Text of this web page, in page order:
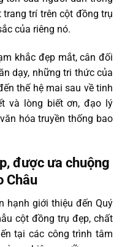
trí trên cột đồng trụ
của riêng nó.
khắc đẹp mắt, cân đối
dạy, những tri thức của
thế hệ mai sau về tinh
và lòng biết ơn, đạo lý
hóa truyền thống bao
được ưa chuộng
Châu
hạnh giới thiệu đến Quý
cột đồng trụ đẹp, chất
tại các công trình tâm